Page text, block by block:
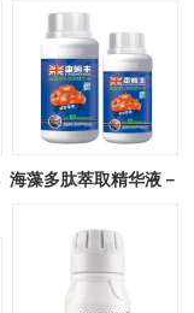
瓜类专用
海藻多肽萃取精华液－